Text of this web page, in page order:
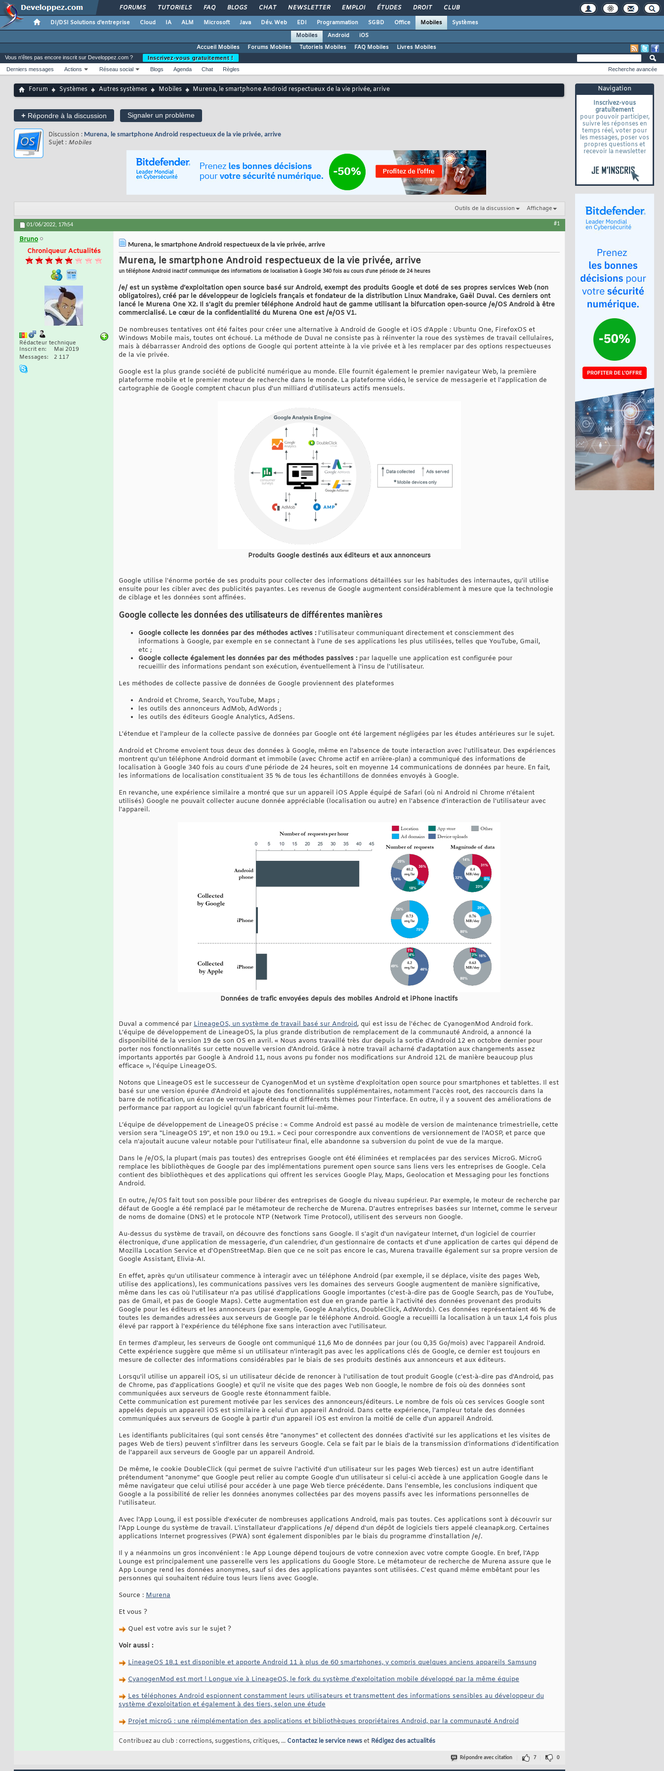
FORUMS TUTORIELS FAQ BLOGS CHAT NEWSLETTER EMPLOI ÉTUDES DROIT CLUB
DI/DSI Solutions d'entreprise Cloud IA ALM Microsoft Java Dév. Web EDI Programmation SGBD Office Mobiles
Systèmes
Mobiles
Android
iOS
Accueil Mobiles
Forums Mobiles Tutoriels Mobiles FAQ Mobiles Livres Mobiles
Navigation
Inscrivez-vous
gratuitement
pour pouvoir participer,
suivre les réponses en
temps réel, voter pour
les messages, poser vos
propres questions et
recevoir la newsletter
Vous n'êtes pas encore inscrit sur Developpez.com ?
Inscrivez-vous gratuitement !
Derniers messages
Actions Réseau social Blogs Agenda Chat Règles Recherche avancée
Forum Systèmes Autres systèmes Mobiles Murena, le smartphone Android respectueux de la vie privée, arrive
+ Répondre à la discussion Signaler un problème
Discussion : Murena, le smartphone Android respectueux de la vie privée, arrive
Sujet : Mobiles
Outils de la discussion Affichage
01/06/2022, 17h54 #1
Bruno
Chroniqueur Actualités
Rédacteur technique
Inscrit en
Mai 2019
Messages
2 117
Murena, le smartphone Android respectueux de la vie privée, arrive
Murena, le smartphone Android respectueux de la vie privée, arrive
un téléphone Android inactif communique des informations de localisation à Google 340 fois au cours d'une période de 24 heures
/e/ est un système d’exploitation open source basé sur Android, exempt des produits Google et doté de ses propres services Web (non
obligatoires), créé par le développeur de logiciels français et fondateur de la distribution Linux Mandrake, Gaël Duval. Ces derniers ont
lancé le Murena One X2. Il s'agit du premier téléphone Android haut de gamme utilisant la bifurcation open-source /e/OS Android à être
commercialisé. Le cœur de la confidentialité du Murena One est /e/OS V1.
De nombreuses tentatives ont été faites pour créer une alternative à Android de Google et iOS d'Apple : Ubuntu One, FirefoxOS et
Windows Mobile mais, toutes ont échoué. La méthode de Duval ne consiste pas à réinventer la roue des systèmes de travail cellulaires,
mais à débarrasser Android des options de Google qui portent atteinte à la vie privée et à les remplacer par des options respectueuses
de la vie privée.
Google est la plus grande société de publicité numérique au monde. Elle fournit également le premier navigateur Web, la première
plateforme mobile et le premier moteur de recherche dans le monde. La plateforme vidéo, le service de messagerie et l'application de
cartographie de Google comptent chacun plus d'un milliard d'utilisateurs actifs mensuels.
Produits Google destinés aux éditeurs et aux annonceurs
Google utilise l'énorme portée de ses produits pour collecter des informations détaillées sur les habitudes des internautes, qu'il utilise
ensuite pour les cibler avec des publicités payantes. Les revenus de Google augmentent considérablement à mesure que la technologie
de ciblage et les données sont affinées.
Google collecte les données des utilisateurs de différentes manières
Google collecte les données par des méthodes actives : l'utilisateur communiquant directement et consciemment des
informations à Google, par exemple en se connectant à l'une de ses applications les plus utilisées, telles que YouTube, Gmail,
etc ;
Google collecte également les données par des méthodes passives : par laquelle une application est configurée pour
recueillir des informations pendant son exécution, éventuellement à l'insu de l'utilisateur.
Les méthodes de collecte passive de données de Google proviennent des plateformes
Android et Chrome, Search, YouTube, Maps ;
les outils des annonceurs AdMob, AdWords ;
les outils des éditeurs Google Analytics, AdSens.
L'étendue et l'ampleur de la collecte passive de données par Google ont été largement négligées par les études antérieures sur le sujet.
Android et Chrome envoient tous deux des données à Google, même en l'absence de toute interaction avec l'utilisateur. Des expériences
montrent qu'un téléphone Android dormant et immobile (avec Chrome actif en arrière-plan) a communiqué des informations de
localisation à Google 340 fois au cours d'une période de 24 heures, soit en moyenne 14 communications de données par heure. En fait,
les informations de localisation constituaient 35 % de tous les échantillons de données envoyés à Google.
En revanche, une expérience similaire a montré que sur un appareil iOS Apple équipé de Safari (où ni Android ni Chrome n'étaient
utilisés) Google ne pouvait collecter aucune donnée appréciable (localisation ou autre) en l'absence d'interaction de l'utilisateur avec
l'appareil.
Données de trafic envoyées depuis des mobiles Android et iPhone inactifs
Duval a commencé par LineageOS, un système de travail basé sur Android, qui est issu de l'échec de CyanogenMod Android fork.
L’équipe de développement de LineageOS, la plus grande distribution de remplacement de la communauté Android, a annoncé la
disponibilité de la version 19 de son OS en avril. « Nous avons travaillé très dur depuis la sortie d'Android 12 en octobre dernier pour
porter nos fonctionnalités sur cette nouvelle version d'Android. Grâce à notre travail acharné d'adaptation aux changements assez
importants apportés par Google à Android 11, nous avons pu fonder nos modifications sur Android 12L de manière beaucoup plus
efficace », l’équipe LineageOS.
Notons que LineageOS est le successeur de CyanogenMod et un système d'exploitation open source pour smartphones et tablettes. Il est
basé sur une version épurée d'Android et ajoute des fonctionnalités supplémentaires, notamment l'accès root, des raccourcis dans la
barre de notification, un écran de verrouillage étendu et différents thèmes pour l'interface. En outre, il y a souvent des améliorations de
performance par rapport au logiciel qu'un fabricant fournit lui-même.
L’équipe de développement de LineageOS précise : « Comme Android est passé au modèle de version de maintenance trimestrielle, cette
version sera "LineageOS 19", et non 19.0 ou 19.1. » Ceci pour correspondre aux conventions de versionnement de l'AOSP, et parce que
cela n'ajoutait aucune valeur notable pour l'utilisateur final, elle abandonne sa subversion du point de vue de la marque.
Dans le /e/OS, la plupart (mais pas toutes) des entreprises Google ont été éliminées et remplacées par des services MicroG. MicroG
remplace les bibliothèques de Google par des implémentations purement open source sans liens vers les entreprises de Google. Cela
contient des bibliothèques et des applications qui offrent les services Google Play, Maps, Geolocation et Messaging pour les fonctions
Android.
En outre, /e/OS fait tout son possible pour libérer des entreprises de Google du niveau supérieur. Par exemple, le moteur de recherche par
défaut de Google a été remplacé par le métamoteur de recherche de Murena. D'autres entreprises basées sur Internet, comme le serveur
de noms de domaine (DNS) et le protocole NTP (Network Time Protocol), utilisent des serveurs non Google.
Au-dessus du système de travail, on découvre des fonctions sans Google. Il s'agit d'un navigateur Internet, d'un logiciel de courrier
électronique, d'une application de messagerie, d'un calendrier, d'un gestionnaire de contacts et d'une application de cartes qui dépend de
Mozilla Location Service et d'OpenStreetMap. Bien que ce ne soit pas encore le cas, Murena travaille également sur sa propre version de
Google Assistant, Elivia-AI.
En effet, après qu'un utilisateur commence à interagir avec un téléphone Android (par exemple, il se déplace, visite des pages Web,
utilise des applications), les communications passives vers les domaines des serveurs Google augmentent de manière significative,
même dans les cas où l'utilisateur n'a pas utilisé d'applications Google importantes (c'est-à-dire pas de Google Search, pas de YouTube,
pas de Gmail, et pas de Google Maps). Cette augmentation est due en grande partie à l'activité des données provenant des produits
Google pour les éditeurs et les annonceurs (par exemple, Google Analytics, DoubleClick, AdWords). Ces données représentaient 46 % de
toutes les demandes adressées aux serveurs de Google par le téléphone Android. Google a recueilli la localisation à un taux 1,4 fois plus
élevé par rapport à l'expérience du téléphone fixe sans interaction avec l'utilisateur.
En termes d'ampleur, les serveurs de Google ont communiqué 11,6 Mo de données par jour (ou 0,35 Go/mois) avec l'appareil Android.
Cette expérience suggère que même si un utilisateur n'interagit pas avec les applications clés de Google, ce dernier est toujours en
mesure de collecter des informations considérables par le biais de ses produits destinés aux annonceurs et aux éditeurs.
Lorsqu'il utilise un appareil iOS, si un utilisateur décide de renoncer à l'utilisation de tout produit Google (c'est-à-dire pas d'Android, pas
de Chrome, pas d'applications Google) et qu'il ne visite que des pages Web non Google, le nombre de fois où des données sont
communiquées aux serveurs de Google reste étonnamment faible.
Cette communication est purement motivée par les services des annonceurs/éditeurs. Le nombre de fois où ces services Google sont
appelés depuis un appareil iOS est similaire à celui d'un appareil Android. Dans cette expérience, l'ampleur totale des données
communiquées aux serveurs de Google à partir d'un appareil iOS est environ la moitié de celle d'un appareil Android.
Les identifiants publicitaires (qui sont censés être "anonymes" et collectent des données d'activité sur les applications et les visites de
pages Web de tiers) peuvent s'infiltrer dans les serveurs Google. Cela se fait par le biais de la transmission d’informations d'identification
de l'appareil aux serveurs de Google par un appareil Android.
De même, le cookie DoubleClick (qui permet de suivre l'activité d'un utilisateur sur les pages Web tierces) est un autre identifiant
prétendument "anonyme" que Google peut relier au compte Google d'un utilisateur si celui-ci accède à une application Google dans le
même navigateur que celui utilisé pour accéder à une page Web tierce précédente. Dans l'ensemble, les conclusions indiquent que
Google a la possibilité de relier les données anonymes collectées par des moyens passifs avec les informations personnelles de
l'utilisateur.
Avec l'App Loung, il est possible d’exécuter de nombreuses applications Android, mais pas toutes. Ces applications sont à découvrir sur
l'App Lounge du système de travail. L'installateur d'applications /e/ dépend d'un dépôt de logiciels tiers appelé cleanapk.org. Certaines
applications Internet progressives (PWA) sont également disponibles par le biais du programme d'installation /e/.
Il y a néanmoins un gros inconvénient : le App Lounge dépend toujours de votre connexion avec votre compte Google. En bref, l'App
Lounge est principalement une passerelle vers les applications du Google Store. Le métamoteur de recherche de Murena assure que le
App Lounge rend les données anonymes, sauf si des des applications payantes sont utilisées. C'est quand même embêtant pour les
personnes qui souhaitent réduire tous leurs liens avec Google.
Source : Murena
Et vous ?
Quel est votre avis sur le sujet ?
Voir aussi :
LineageOS 18.1 est disponible et apporte Android 11 à plus de 60 smartphones, y compris quelques anciens appareils Samsung
CyanogenMod est mort ! Longue vie à LineageOS, le fork du système d'exploitation mobile développé par la même équipe
Les téléphones Android espionnent constamment leurs utilisateurs et transmettent des informations sensibles au développeur du
système d'exploitation et également à des tiers, selon une étude
Projet microG : une réimplémentation des applications et bibliothèques propriétaires Android, par la communauté Android
Contribuez au club : corrections, suggestions, critiques, ... Contactez le service newset Rédigez des actualités
Répondre avec citation 7 0